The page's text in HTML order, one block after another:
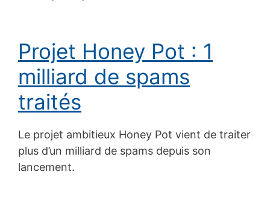
Projet Honey Pot : 1
milliard de spams
traités
Le projet ambitieux Honey Pot vient de traiter
plus d’un milliard de spams depuis son
lancement.